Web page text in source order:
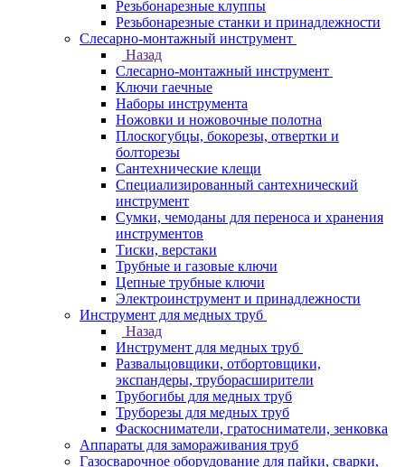
Резьбонарезные клуппы
Резьбонарезные станки и принадлежности
Слесарно-монтажный инструмент
Назад
Слесарно-монтажный инструмент
Ключи гаечные
Наборы инструмента
Ножовки и ножовочные полотна
Плоскогубцы, бокорезы, отвертки и
болторезы
Сантехнические клещи
Специализированный сантехнический
инструмент
Сумки, чемоданы для переноса и хранения
инструментов
Тиски, верстаки
Трубные и газовые ключи
Цепные трубные ключи
Электроинструмент и принадлежности
Инструмент для медных труб
Назад
Инструмент для медных труб
Развальцовщики, отбортовщики,
экспандеры, труборасширители
Трубогибы для медных труб
Труборезы для медных труб
Фаскосниматели, гратосниматели, зенковка
Аппараты для замораживания труб
Газосварочное оборудование для пайки, сварки,